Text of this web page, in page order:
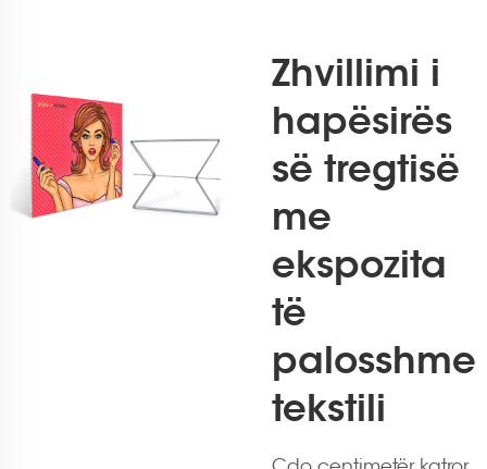
Zhvillimi i
hapësirës
së tregtisë
me
ekspozita
të
palosshme
tekstili